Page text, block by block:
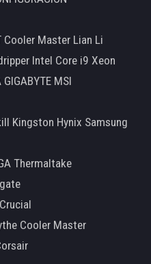
Master Lian Li
Intel Core i9 Xeon
MSI
Kingston Hynix Samsung
Thermaltake
Cooler Master